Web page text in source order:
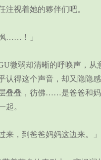
注视着她的夥伴们吧。
！」
弱却清晰的呼唤声，从
认得这个声音，却又隐隐
叠叠，彷佛……是爸爸和
起。
，到爸爸妈妈这边来。」